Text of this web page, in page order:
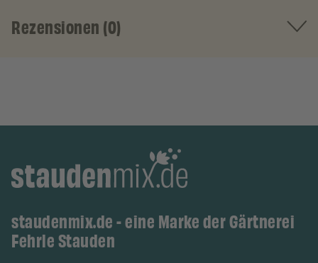
Rezensionen (0)
staudenmix.de - eine Marke der Gärtnerei
Fehrle Stauden